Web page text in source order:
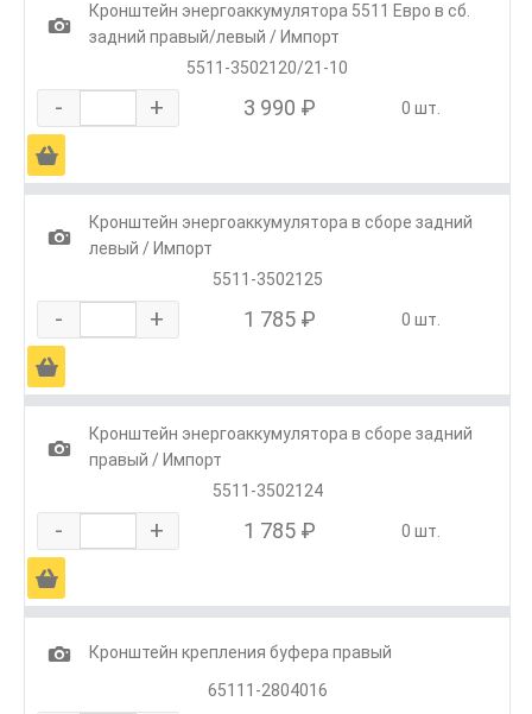
1
Кронштейн энергоаккумулятора 5511 Евро в сб.
задний правый/левый / Импорт
5511-3502120/21-10
- + 3 990 ₽ 0 шт.
Ä
1
Кронштейн энергоаккумулятора в сборе задний
левый / Импорт
5511-3502125
- + 1 785 ₽ 0 шт.
Ä
1
Кронштейн энергоаккумулятора в сборе задний
правый / Импорт
5511-3502124
- + 1 785 ₽ 0 шт.
Ä
1
Кронштейн крепления буфера правый
65111-2804016